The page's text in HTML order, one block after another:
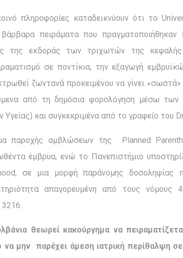
πληροφορίες καταδεικνύουν ότι το
πειράματα που πραγματοποιήθηκαν
της εκδοράς των τριχωτών της
σε ποντίκια, την εξαγωγή
ζωντανά προκειμένου να γίνει
από τη δημόσια φορολόγηση μέσω των
Υγείας) και συγκεκριμένα από το γραφείο του
παροχής αμβλώσεων της Planned
έμβρυα, ενώ το Πανεπιστήμιο
σε μια μορφή παράνομης δοσοληψίας
απαγορευμένη από τους
θεωρεί κακούργημα να
μην παρέχει άμεση ιατρική περίθαλψη